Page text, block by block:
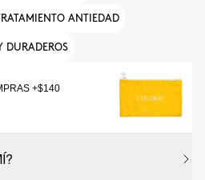
ANTIEDAD
DURADEROS
+$140